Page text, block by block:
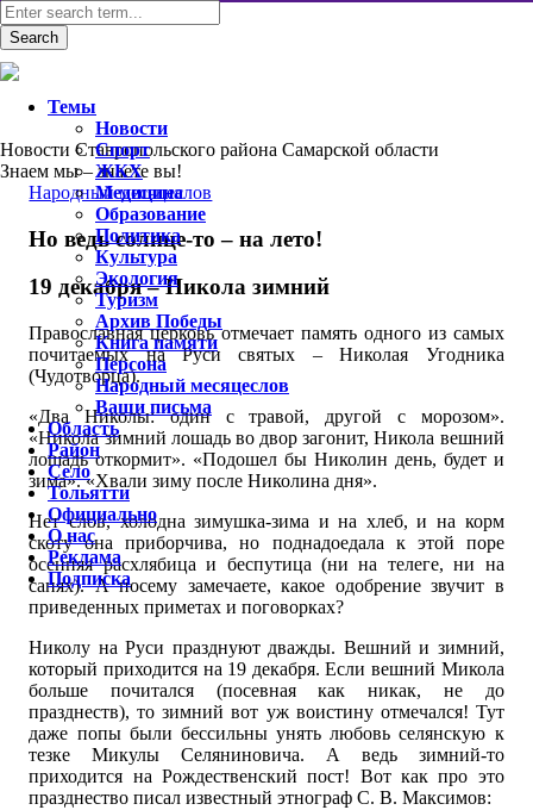
Новости Ставропольского района Самарской области
Знаем мы – знаете вы!
Народный месяцеслов
Но ведь солнце-то – на лето!
19 декабря – Никола зимний
Православная церковь отмечает память одного из самых
почитаемых на Руси святых – Николая Угодника
(Чудотворца).
«Два Николы: один с травой, другой с морозом».
«Никола зимний лошадь во двор загонит, Никола вешний
лошадь откормит». «Подошел бы Николин день, будет и
зима». «Хвали зиму после Николина дня».
Нет слов, холодна зимушка-зима и на хлеб, и на корм
скоту она приборчива, но поднадоедала к этой поре
осенняя расхлябица и беспутица (ни на телеге, ни на
санях). А посему замечаете, какое одобрение звучит в
приведенных приметах и поговорках?
Николу на Руси празднуют дважды. Вешний и зимний,
который приходится на 19 декабря. Если вешний Микола
больше почитался (посевная как никак, не до
празднеств), то зимний вот уж воистину отмечался! Тут
даже попы были бессильны унять любовь селянскую к
тезке Микулы Селяниновича. А ведь зимний-то
приходится на Рождественский пост! Вот как про это
празднество писал известный этнограф С. В. Максимов:
Темы
Новости
Спорт
ЖКХ
Медицина
Образование
Политика
Культура
Экология
Туризм
Архив Победы
Книга памяти
Персона
Народный месяцеслов
Ваши письма
Область
Район
Село
Тольятти
Официально
О нас
Реклама
Подписка